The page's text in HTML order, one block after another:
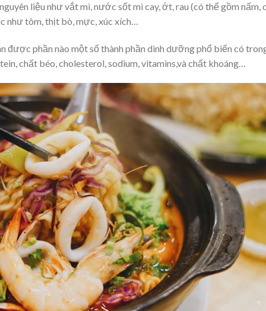
liệu như vắt mì, nước sốt mì cay, ớt, rau (có thể gồm nấm,
như tôm, thịt bò, mực, xúc xích…
được phần nào một số thành phần dinh dưỡng phổ biến có
chất béo, cholesterol, sodium, vitamins,và chất khoáng…